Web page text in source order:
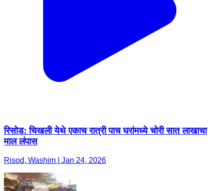
रिसोड: चिखली येथे एकाच रात्री पाच घरांमध्ये चोरी सात लाखाचा
माल लंपास
Risod, Washim | Jan 24, 2026